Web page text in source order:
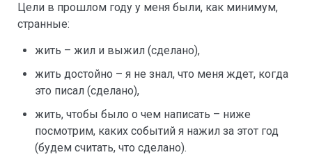
Цели в прошлом году у меня были, как минимум,
странные:
жить – жил и выжил (сделано),
жить достойно – я не знал, что меня ждет, когда
это писал (сделано),
жить, чтобы было о чем написать – ниже
посмотрим, каких событий я нажил за этот год
(будем считать, что сделано).